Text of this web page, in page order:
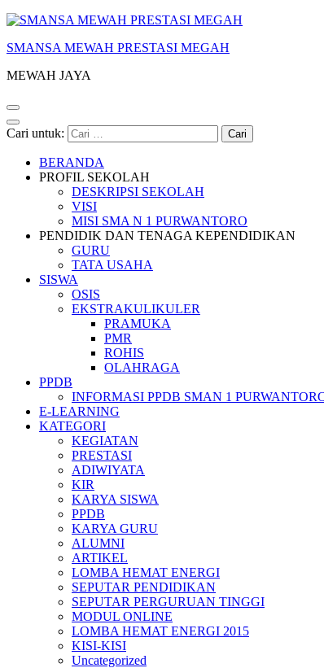
SMANSA MEWAH PRESTASI MEGAH
MEWAH JAYA
Cari untuk:
BERANDA
PROFIL SEKOLAH
DESKRIPSI SEKOLAH
VISI
MISI SMA N 1 PURWANTORO
PENDIDIK DAN TENAGA KEPENDIDIKAN
GURU
TATA USAHA
SISWA
OSIS
EKSTRAKULIKULER
PRAMUKA
PMR
ROHIS
OLAHRAGA
PPDB
INFORMASI PPDB SMAN 1
E-LEARNING
KATEGORI
KEGIATAN
PRESTASI
ADIWIYATA
KIR
KARYA SISWA
PPDB
KARYA GURU
ALUMNI
ARTIKEL
LOMBA HEMAT ENERGI
SEPUTAR PENDIDIKAN
SEPUTAR PERGURUAN TINGGI
MODUL ONLINE
LOMBA HEMAT ENERGI 2015
KISI-KISI
Uncategorized